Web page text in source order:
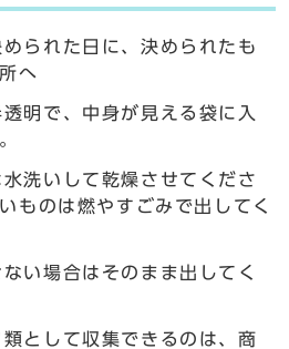
られた日に、決められたも
へ
明で、中身が見える袋に入
洗いして乾燥させてくださ
ものは燃やすごみで出してく
い場合はそのまま出してく
として収集できるのは、商